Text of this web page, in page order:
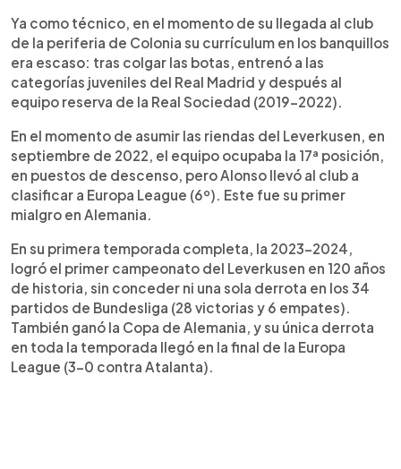
Ya como técnico, en el momento de su llegada al club
de la periferia de Colonia su currículum en los banquillos
era escaso: tras colgar las botas, entrenó a las
categorías juveniles del Real Madrid y después al
equipo reserva de la Real Sociedad (2019-2022).
En el momento de asumir las riendas del Leverkusen, en
septiembre de 2022, el equipo ocupaba la 17ª posición,
en puestos de descenso, pero Alonso llevó al club a
clasificar a Europa League (6º). Este fue su primer
mialgro en Alemania.
En su primera temporada completa, la 2023-2024,
logró el primer campeonato del Leverkusen en 120 años
de historia, sin conceder ni una sola derrota en los 34
partidos de Bundesliga (28 victorias y 6 empates).
También ganó la Copa de Alemania, y su única derrota
en toda la temporada llegó en la final de la Europa
League (3-0 contra Atalanta).